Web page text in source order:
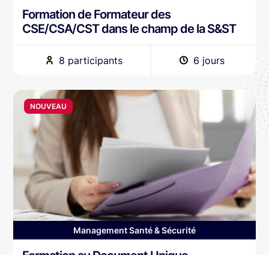
Formation de Formateur des
CSE/CSA/CST dans le champ de la S&ST
8 participants 6 jours
NOUVEAU
Management Santé & Sécurité